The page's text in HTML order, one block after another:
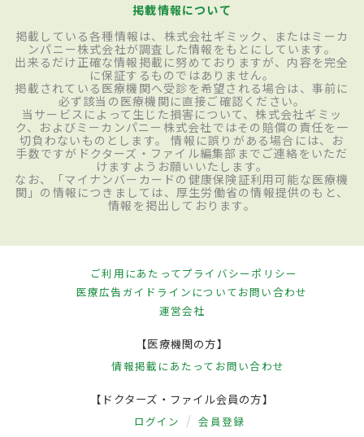
掲載情報について
掲載している各種情報は、株式会社ギミック、またはミーカ
ンパニー株式会社が調査した情報をもとにしています。
出来るだけ正確な情報掲載に努めておりますが、内容を完全
に保証するものではありません。
掲載されている医療機関へ受診を希望される場合は、事前に
必ず該当の医療機関に直接ご確認ください。
当サービスによって生じた損害について、株式会社ギミッ
ク、およびミーカンパニー株式会社ではその賠償の責任を一
切負わないものとします。 情報に誤りがある場合には、お
手数ですがドクターズ・ファイル編集部までご連絡をいただ
けますようお願いいたします。
なお、「マイナンバーカードの健康保険証利用可能な医療機
関」の情報につきましては、厚生労働省の情報提供のもと、
情報を掲出しております。
ご利用にあたってプライバシーポリシー
医療広告ガイドラインについてお問い合わせ
運営会社
【医療機関の方】
情報掲載にあたって お問い合わせ
【ドクターズ・ファイル会員の方】
ログイン 会員登録